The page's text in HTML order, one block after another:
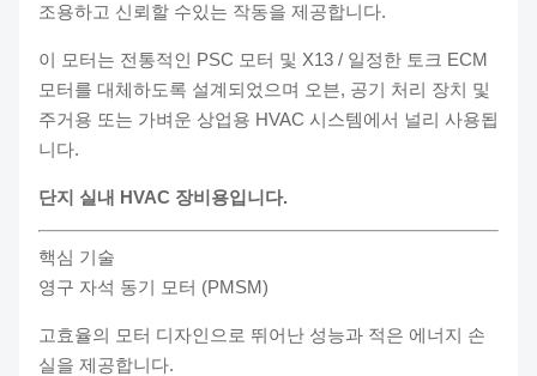
조용하고 신뢰할 수있는 작동을 제공합니다.
이 모터는 전통적인 PSC 모터 및 X13 / 일정한 토크 ECM
모터를 대체하도록 설계되었으며 오븐, 공기 처리 장치 및
주거용 또는 가벼운 상업용 HVAC 시스템에서 널리 사용됩
니다.
단지 실내 HVAC 장비용입니다.
핵심 기술
영구 자석 동기 모터 (PMSM)
고효율의 모터 디자인으로 뛰어난 성능과 적은 에너지 손
실을 제공합니다.